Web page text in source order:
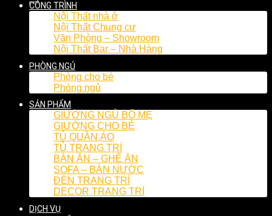
CÔNG TRÌNH
Nội Thất nhà ở
Nội Thất Chung cư
Văn Phòng – Showroom
Nội Thất Bar – Nhà Hàng
PHÒNG NGỦ
Phòng cho bé
Phòng ngủ
SẢN PHẨM
GIƯỜNG NGỦ BỐ MẸ
GIƯỜNG CHO BÉ
TỦ QUẦN ÁO
TỦ TRANG TRÍ
BÀN ĂN – GHẾ ĂN
SOFA – BÀN NƯỚC
ĐÈN TRANG TRÍ
DECOR TRANG TRÍ
DỊCH VỤ